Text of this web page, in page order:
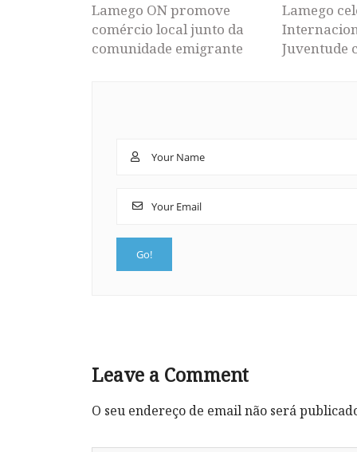
Lamego ON promove
comércio local junto da
comunidade emigrante
Lamego
Juventude
Leave a Comment
O seu endereço de email não será